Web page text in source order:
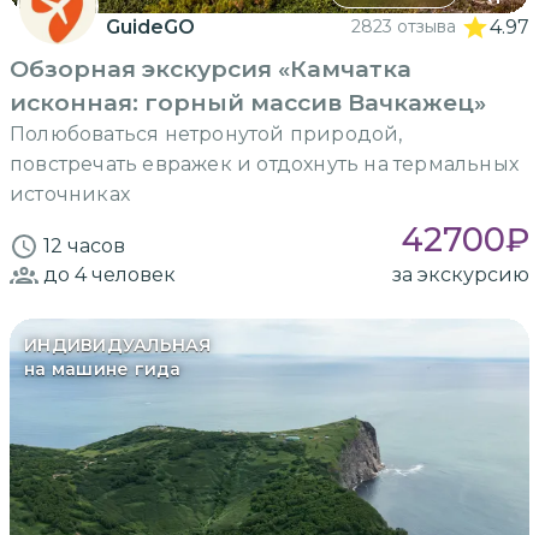
GuideGO 2823 отзыва 4.97
Обзорная экскурсия «Камчатка
исконная: горный массив Вачкажец»
Полюбоваться нетронутой природой,
повстречать евражек и отдохнуть на термальных
источниках
12 часов 42700₽
до 4человек за экскурсию
ИНДИВИДУАЛЬНАЯ
на машине гида